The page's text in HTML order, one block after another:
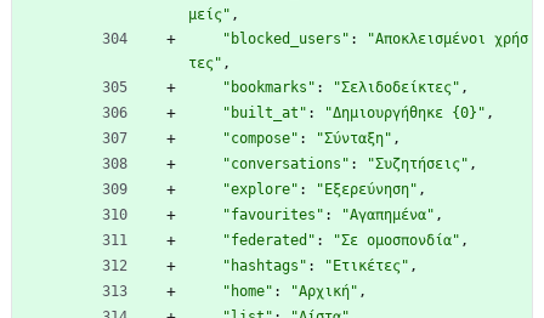
μείς" ,
"blocked_users" :
"Αποκλεισμένοι χρήσ
τες" ,
"bookmarks" : "Σελιδοδείκτες" ,
"built_at" : "Δημιουργήθηκε {0}" ,
"compose" : "Σύνταξη" ,
"conversations" : "Συζητήσεις" ,
"explore" : "Εξερεύνηση" ,
"favourites" : "Αγαπημένα" ,
"federated" : "Σε ομοσπονδία" ,
"hashtags" : "Ετικέτες" ,
"home" : "Αρχική" ,